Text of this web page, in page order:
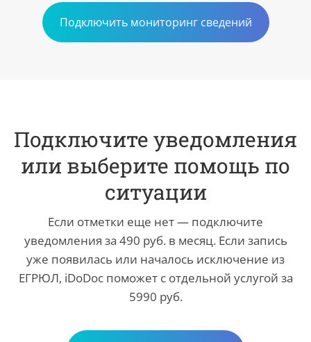
Подключить мониторинг сведений
Подключите уведомления
или выберите помощь по
ситуации
Если отметки еще нет — подключите
уведомления за 490 руб. в месяц. Если запись
уже появилась или началось исключение из
ЕГРЮЛ, iDoDoc поможет с отдельной услугой за
5990 руб.